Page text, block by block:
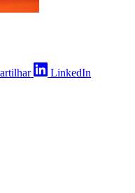
LinkedIn